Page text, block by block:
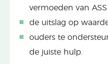
vermoeden van ASS
de uitslag op
ouders te
de juiste hulp.